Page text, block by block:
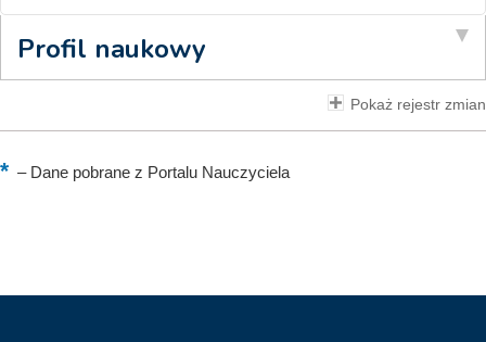
Profil naukowy
Pokaż rejestr zmian
–Dane pobrane z Portalu Nauczyciela